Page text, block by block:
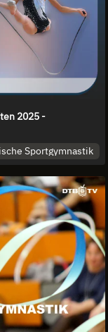
2025 -
Sportgymnastik